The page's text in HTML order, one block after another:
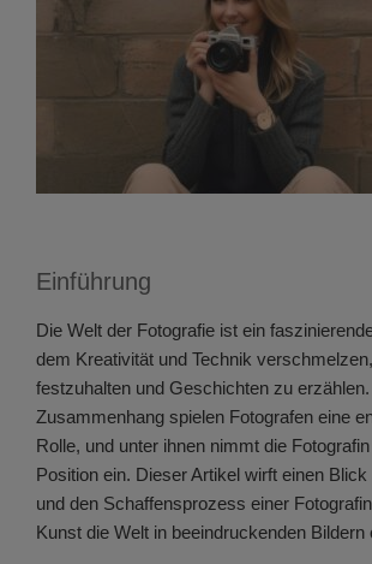
Einführung
Die Welt der Fotografie ist ein
dem Kreativität und Technik
festzuhalten und Geschichten zu
Zusammenhang spielen Fotografen eine
Rolle, und unter ihnen nimmt die
Position ein. Dieser Artikel wirft einen
und den Schaffensprozess einer
Kunst die Welt in beeindruckenden Bildern